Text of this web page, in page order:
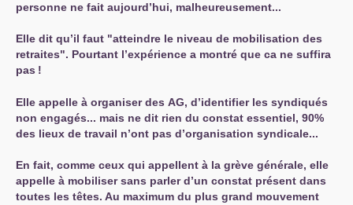
personne ne fait aujourd’hui, malheureusement...
Elle dit qu’il faut "atteindre le niveau de mobilisation des
retraites". Pourtant l’expérience a montré que ca ne suffira
pas !
Elle appelle à organiser des AG, d’identifier les syndiqués
non engagés... mais ne dit rien du constat essentiel, 90%
des lieux de travail n’ont pas d’organisation syndicale...
En fait, comme ceux qui appellent à la grève générale, elle
appelle à mobiliser sans parler d’un constat présent dans
toutes les têtes. Au maximum du plus grand mouvement